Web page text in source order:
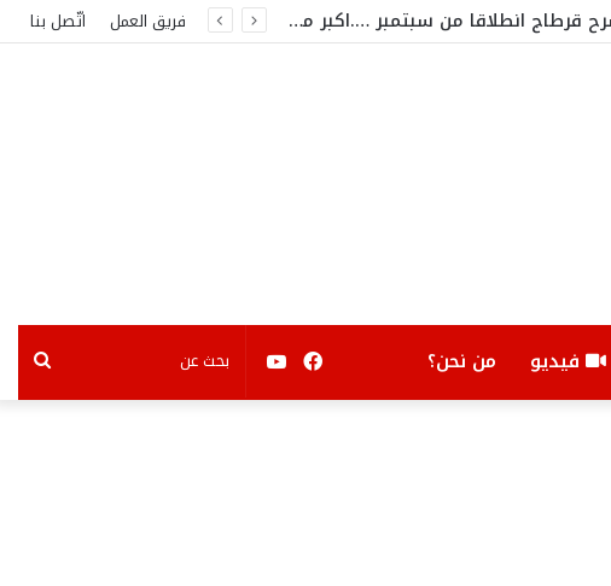
من بينهم نانسي ..جورج وسوف. ..هيفاء وهبي وثامر حين …مفاجآت كبرى على مسرح قرطاج انطلاقا من سبتمبر ….اكبر مشاهير الفن العربي في تونس فريق العمل اتّصل بنا
فيديو من نحن؟ بحث يوتيوبفيسبوك